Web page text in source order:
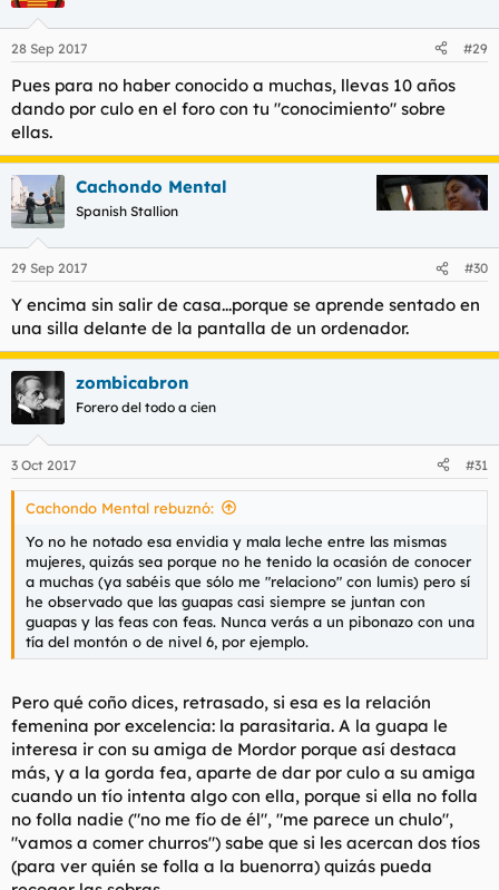
28 Sep 2017 #29
Pues para no haber conocido a muchas, llevas 10 años
dando por culo en el foro con tu "conocimiento" sobre
ellas.
Cachondo Mental
Spanish Stallion
29 Sep 2017 #30
Y encima sin salir de casa...porque se aprende sentado en
una silla delante de la pantalla de un ordenador.
zombicabron
Forero del todo a cien
3 Oct 2017 #31
Cachondo Mental rebuznó:
Yo no he notado esa envidia y mala leche entre las mismas
mujeres, quizás sea porque no he tenido la ocasión de conocer
a muchas (ya sabéis que sólo me "relaciono" con lumis) pero sí
he observado que las guapas casi siempre se juntan con
guapas y las feas con feas. Nunca verás a un pibonazo con una
tía del montón o de nivel 6, por ejemplo.
Pero qué coño dices, retrasado, si esa es la relación
femenina por excelencia: la parasitaria. A la guapa le
interesa ir con su amiga de Mordor porque así destaca
más, y a la gorda fea, aparte de dar por culo a su amiga
cuando un tío intenta algo con ella, porque si ella no folla
no folla nadie ("no me fío de él", "me parece un chulo",
"vamos a comer churros") sabe que si les acercan dos tíos
(para ver quién se folla a la buenorra) quizás pueda